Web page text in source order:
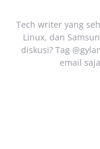
Tech writer yang
Linux, dan
diskusi? Tag
email